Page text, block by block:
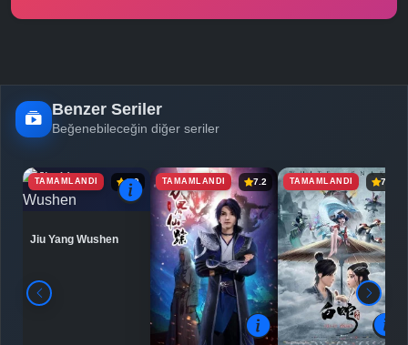
Benzer Seriler
Beğenebileceğin diğer seriler
TAMAMLANDI 6.9
Jiu Yang Wushen
TAMAMLANDI 7.2 TAMAMLANDI 7.5